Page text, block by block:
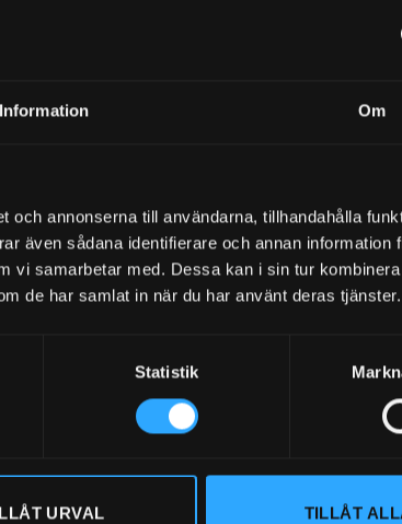
Information Om
och annonserna till användarna, tillhandahålla
även sådana identifierare och annan information
vi samarbetar med. Dessa kan i sin tur
de har samlat in när du har använt deras tjänster.
Statistik
URVAL TILLÅT
industri
belastning, temperatur, materialkompatibilitet
Limited Slip-egenskaper, askhalt, biologisk
och snabb luftavskiljning • God
gott skydd vid högt belastade lager (FE8
51517: CLP, ISO 12925-1 och ISO 6743-6: CKC, CKD
tex Flender GmbH (Flender BA7300, table A),
växellådsolja av hög kvalitet med mycket goda